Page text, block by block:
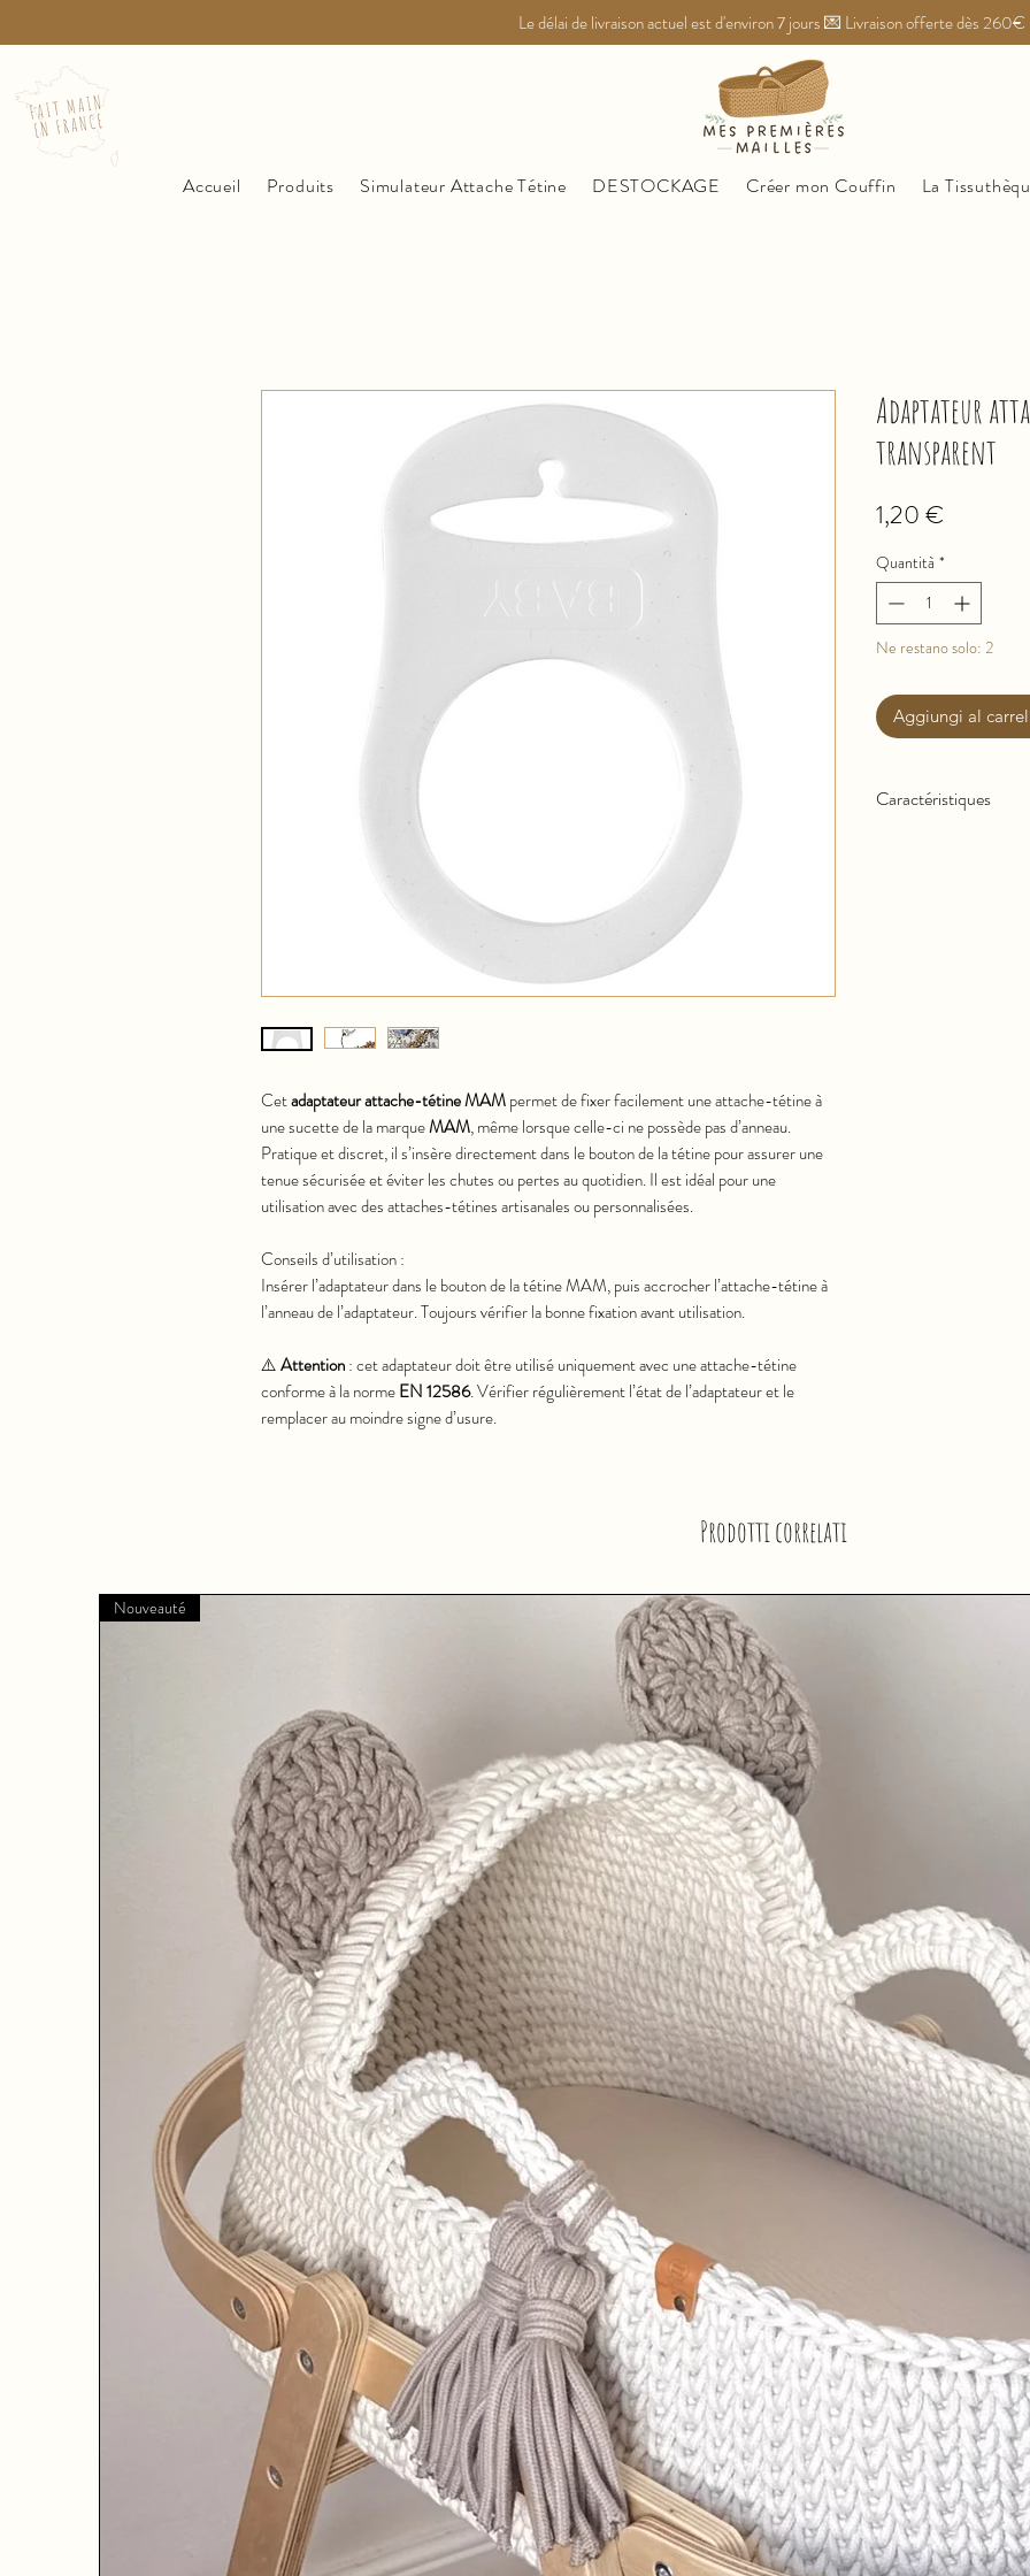
Le délai de livraison actuel est d'environ 7 jours 💌 Livraison offerte dès 260€
Accueil Produits Simulateur Attache Tétine DESTOCKAGE Créer mon Couffin La
Cetadaptateur attache-tétine MAMpermet de fixer facilement une attache-tétine à
une sucette de la marqueMAM, même lorsque celle-ci ne possède pas d’anneau.
Pratique et discret, il s’insère directement dans le bouton de la tétine pour assurer une
tenue sécurisée et éviter les chutes ou pertes au quotidien. Il est idéal pour une
utilisation avec des attaches-tétines artisanales ou personnalisées.
Conseils d’utilisation :
Insérer l’adaptateur dans le bouton de la tétine MAM, puis accrocher l’attache-tétine à
l’anneau de l’adaptateur. Toujours vérifier la bonne fixation avant utilisation.
⚠️Attention: cet adaptateur doit être utilisé uniquement avec une attache-tétine
conforme à la normeEN 12586. Vérifier régulièrement l’état de l’adaptateur et le
remplacer au moindre signe d’usure.
Adaptateur
transparent
1,20 €
Quantità *
Ne restano solo: 2
Aggiungi al
Caractéristiques
Prodotti correlati
Nouveauté